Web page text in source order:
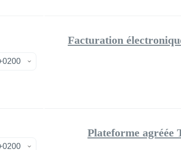
Facturation
Plateforme agréée